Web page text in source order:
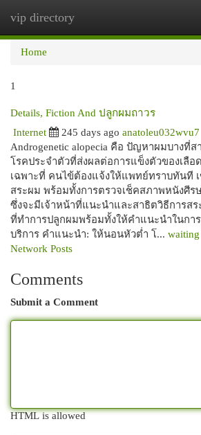
vip directory
Home
1
Details, Fiction And ปลูกผมถาวร
Internet 245 days ago anatoleu032wvu7
Androgenetic alopecia คือ ปัญหาผมบางที่
โรคประจำตัวที่ส่งผลต่อการแข็งตัวของเลื
เฉพาะที่ คนไข้ต้องแจ้งให้แพทย์ทราบทันที
สระผม พร้อมทั้งการตรวจเช็คสภาพหนังศีร
ซึ่งจะมีเจ้าหน้าที่แนะนำและสาธิตวิธีการส
ที่ทำการปลูกผมพร้อมทั้งให้คำแนะนำในกา
บริการ คำแนะนำ: ให้นอนหัวต่ำ โ...
Network Posts
Comments
Submit a Comment
HTML is allowed